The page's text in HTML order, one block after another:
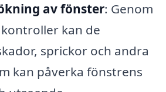
av fönster: Genom
kan de
sprickor och andra
kan påverka fönstrens